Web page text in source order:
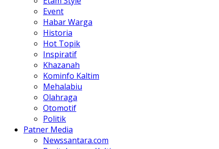
Event
Habar Warga
Historia
Hot Topik
Inspiratif
Khazanah
Kominfo Kaltim
Mehalabiu
Olahraga
Otomotif
Politik
Patner Media
Newssantara.com